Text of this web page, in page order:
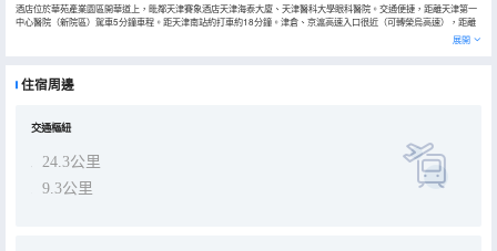
酒店位於華苑產業園區開華道上，毗鄰天津賽象酒店天津海泰大廈、天津醫科大學眼科醫院。交通便捷，距離天津第一
中心醫院（新院區）駕車5分鐘車程。距天津南站約打車約18分鐘。津倉、京滬高速入口很近（可轉榮烏高速），距離
奧體中心體育場打車約15分鐘。臨近八里台購物中心、天塔中心旅遊區、曹莊花卉市場等，酒店處於大學城附近。步行
至人人樂購物超市、地鐵3號線華苑站、迎水道餐飲區僅10分鐘。酒店是新改造的如家NEO產品，設施齊全，配備健身
展開
住宿周邊
交通樞紐
24.3公里
9.3公里